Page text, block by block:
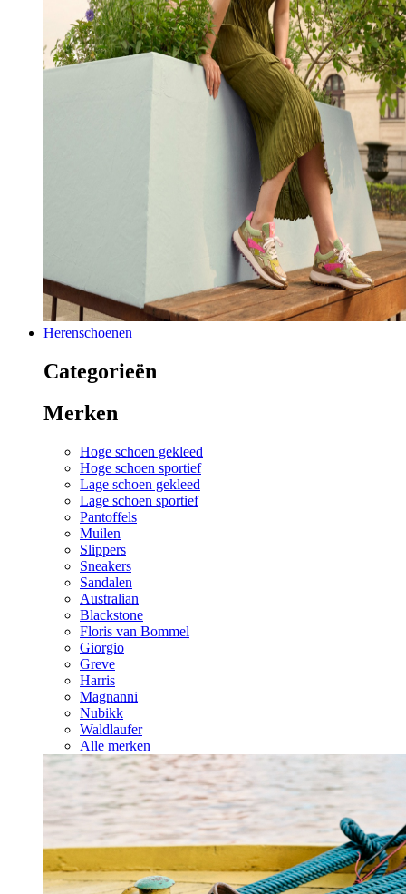
Herenschoenen
Categorieën
Merken
Hoge schoen gekleed
Hoge schoen sportief
Lage schoen gekleed
Lage schoen sportief
Pantoffels
Muilen
Slippers
Sneakers
Sandalen
Australian
Blackstone
Floris van Bommel
Giorgio
Greve
Harris
Magnanni
Nubikk
Waldlaufer
Alle merken